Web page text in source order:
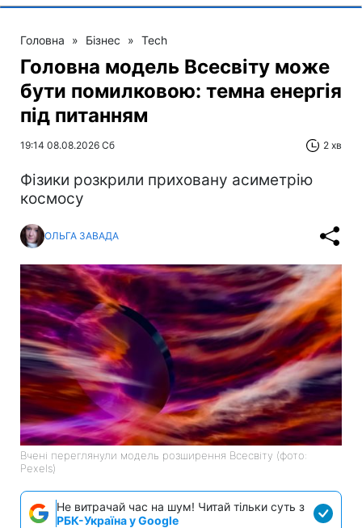
Головна » Бізнес » Tech
Головна модель Всесвіту може
бути помилковою: темна енергія
під питанням
19:14 08.08.2026 Сб 2 хв
Фізики розкрили приховану асиметрію
космосу
ОЛЬГА ЗАВАДА
Вчені переглянули модель розширення Всесвіту (фото:
Pexels)
Не витрачай час на шум! Читай тільки суть з
РБК-Україна у Google